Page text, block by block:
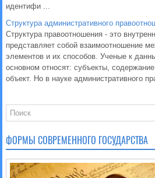
идентифи ...
Структура административного
Структура правоотношения - это
представляет собой взаимоотношение
элементов и их способов. Ученые к
основном относят: субъекты,
объект. Но в науке административного
ФОРМЫ СОВРЕМЕННОГО ГОСУДАРСТВА